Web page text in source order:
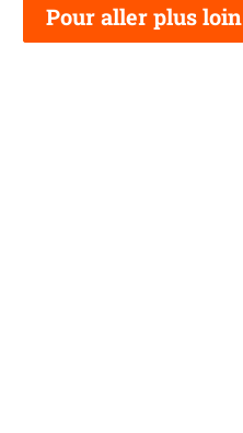
Pour aller plus loin